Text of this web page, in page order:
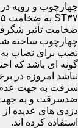
چهارچوب و رویه
ضخامت تأثیر
چهارچوب ساخته
نصب برای نصاب به
گونه ای باشد که
نباشد امروزه در
سرقت به جهت عدم
ضدسرقت و به
دزدی های عدیده
استفاده کرده اند.